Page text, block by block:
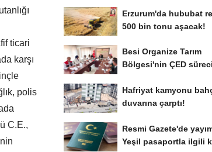
ticari
karşı
polis
C.E.,
Erzurum'da hububat
500 bin tonu aşacak!
Besi Organize Tarım
Bölgesi'nin ÇED süreci
Hafriyat kamyonu
duvarına çarptı!
Resmi Gazete'de
Yeşil pasaportla ilgili